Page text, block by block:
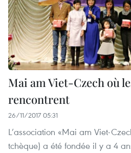
Mai am Viet-Czech où
rencontrent
26/11/2017 05:31
L’association «Mai am Viet-
tchèque) a été fondée il y a 4